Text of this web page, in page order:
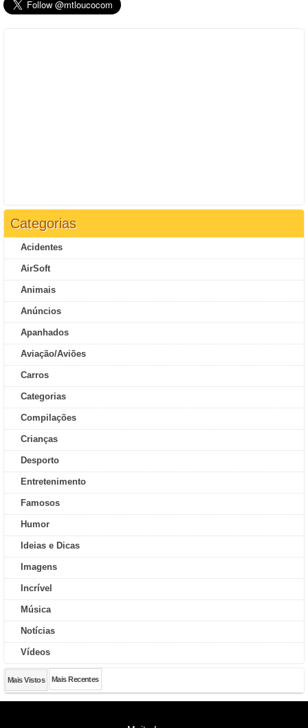
Categorias
Acidentes
AirSoft
Animais
Anúncios
Apanhados
Aviação/Aviões
Carros
Categorias
Compilações
Crianças
Desporto
Entretenimento
Famosos
Humor
Ideias e Dicas
Imagens
Incrível
Música
Notícias
Vídeos
Mais Vistos Mais Recentes